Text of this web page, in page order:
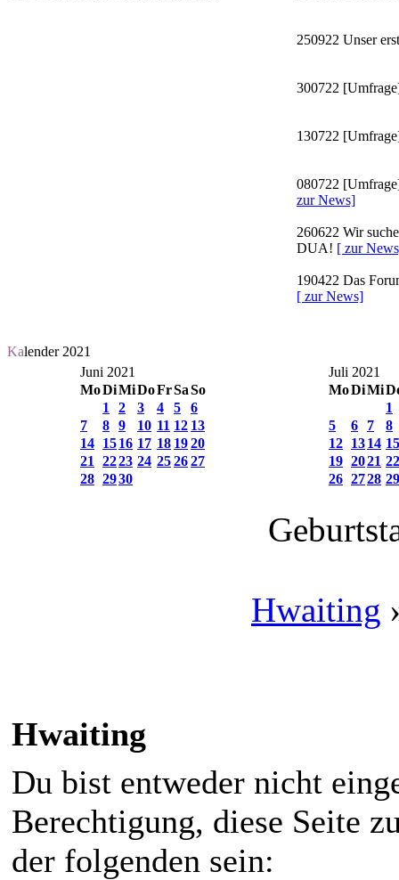
250922 Unser
300722
130722
080722
zur News]
260622 Wir
DUA! [ zur
190422 Das
[ zur News]
Kalender 2021
Juni 2021
MoDiMiDoFrSaSo
1
2 3 4 5
6
7
8 9 10 11 12 13
14 1516 17 18 1920
21
2223 24 252627
28 2930
Juli 2021
MoDiMi
1
5
6 7
8
12 1314 15
19 2021 22
26 2728 29
Hwaiting
Hwaiting
Du bist entweder nicht
Berechtigung, diese Seite
der folgenden sein: